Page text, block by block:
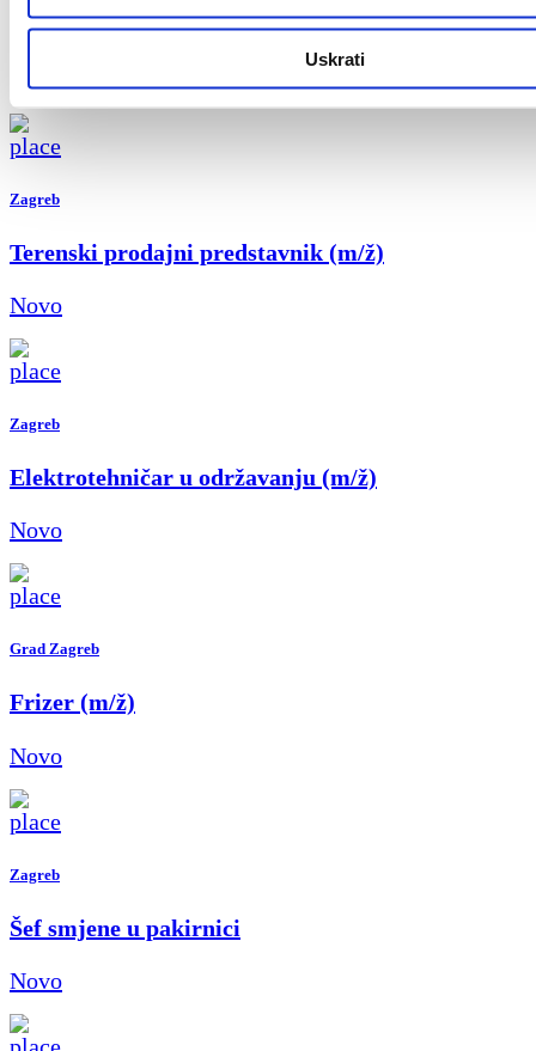
Uskrati
Finance & AI Process Reengineering Intern
Novo
Zagreb
Terenski prodajni predstavnik (m/ž)
Novo
Zagreb
Elektrotehničar u održavanju (m/ž)
Novo
Grad Zagreb
Frizer (m/ž)
Novo
Zagreb
Šef smjene u pakirnici
Novo